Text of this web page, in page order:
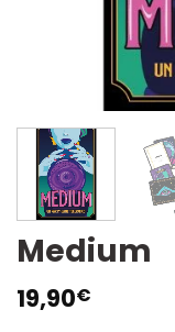
Medium
19,90€